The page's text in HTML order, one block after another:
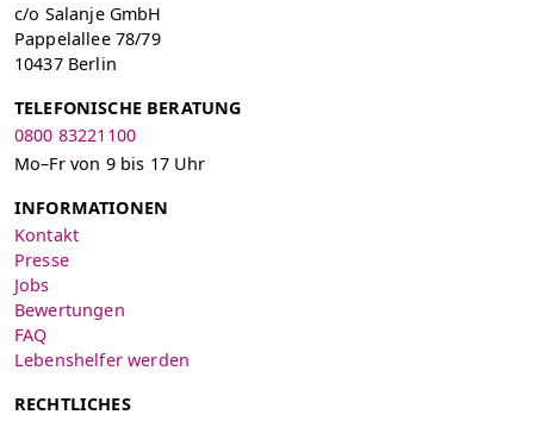
c/o Salanje GmbH
Pappelallee 78/79
10437 Berlin
TELEFONISCHE BERATUNG
0800 83221100
Mo–Fr von 9 bis 17 Uhr
INFORMATIONEN
Kontakt
Presse
Jobs
Bewertungen
FAQ
Lebenshelfer werden
RECHTLICHES